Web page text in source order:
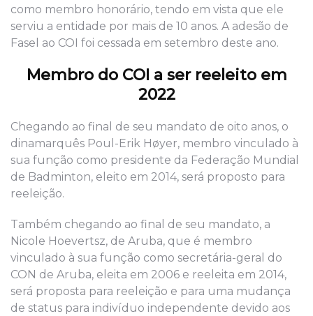
como membro honorário, tendo em vista que ele
serviu a entidade por mais de 10 anos. A adesão de
Fasel ao COI foi cessada em setembro deste ano.
Membro do COI a ser reeleito em
2022
Chegando ao final de seu mandato de oito anos, o
dinamarquês Poul-Erik Høyer, membro vinculado à
sua função como presidente da Federação Mundial
de Badminton, eleito em 2014, será proposto para
reeleição.
Também chegando ao final de seu mandato, a
Nicole Hoevertsz, de Aruba, que é membro
vinculado à sua função como secretária-geral do
CON de Aruba, eleita em 2006 e reeleita em 2014,
será proposta para reeleição e para uma mudança
de status para indivíduo independente devido aos